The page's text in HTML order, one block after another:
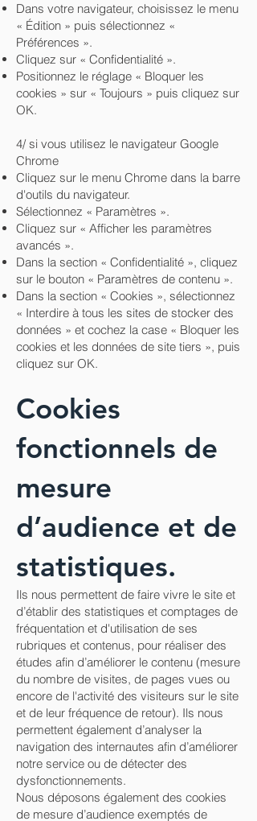
Dans votre navigateur, choisissez le menu
« Édition » puis sélectionnez «
Préférences ».
Cliquez sur « Confidentialité ».
Positionnez le réglage « Bloquer les
cookies » sur « Toujours » puis cliquez sur
OK.
4/ si vous utilisez le navigateur Google
Chrome
Cliquez sur le menu Chrome dans la barre
d'outils du navigateur.
Sélectionnez « Paramètres ».
Cliquez sur « Afficher les paramètres
avancés ».
Dans la section « Confidentialité », cliquez
sur le bouton « Paramètres de contenu ».
Dans la section « Cookies », sélectionnez
« Interdire à tous les sites de stocker des
données » et cochez la case « Bloquer les
cookies et les données de site tiers », puis
cliquez sur OK.
Cookies
fonctionnels de
mesure
d’audience et de
statistiques.
Ils nous permettent de faire vivre le site et
d’établir des statistiques et comptages de
fréquentation et d'utilisation de ses
rubriques et contenus, pour réaliser des
études afin d’améliorer le contenu (mesure
du nombre de visites, de pages vues ou
encore de l'activité des visiteurs sur le site
et de leur fréquence de retour). Ils nous
permettent également d’analyser la
navigation des internautes afin d’améliorer
notre service ou de détecter des
dysfonctionnements.
Nous déposons également des cookies
de mesure d’audience exemptés de